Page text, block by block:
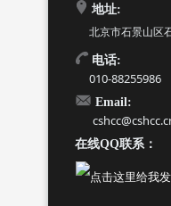
地址:
北京市石景山区
电话:
010-88255986
Email:
在线QQ联系：